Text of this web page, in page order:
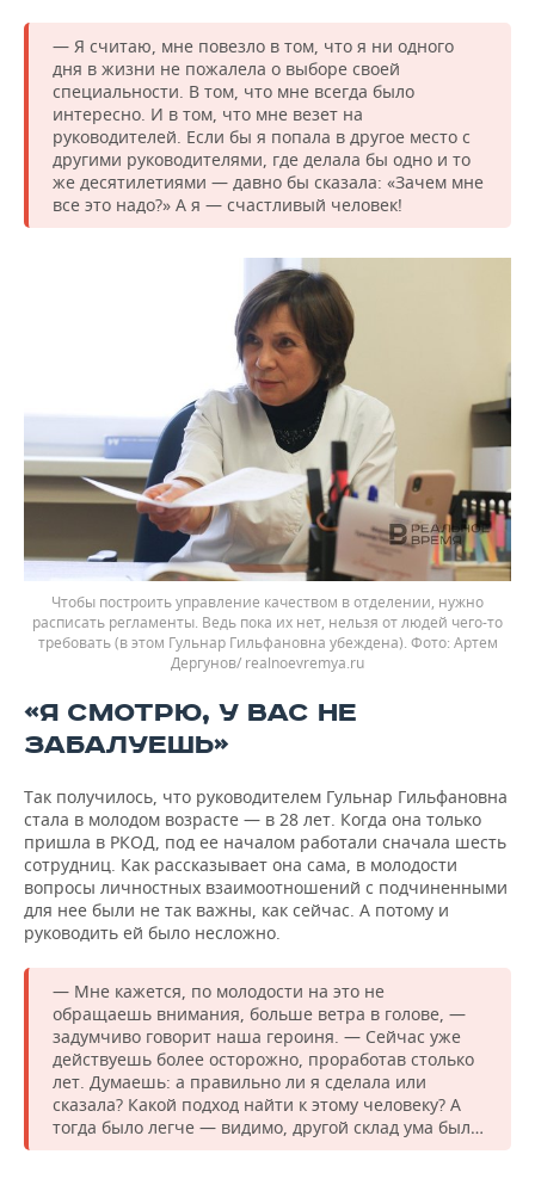
— Я считаю, мне повезло в том, что я ни одного
дня в жизни не пожалела о выборе своей
специальности. В том, что мне всегда было
интересно. И в том, что мне везет на
руководителей. Если бы я попала в другое место с
другими руководителями, где делала бы одно и то
же десятилетиями — давно бы сказала: «Зачем мне
все это надо?» А я — счастливый человек!
Чтобы построить управление качеством в отделении, нужно
расписать регламенты. Ведь пока их нет, нельзя от людей чего-то
требовать (в этом Гульнар Гильфановна убеждена). Фото: Артем
Дергунов/ realnoevremya.ru
«Я СМОТРЮ, У ВАС НЕ
ЗАБАЛУЕШЬ»
Так получилось, что руководителем Гульнар Гильфановна
стала в молодом возрасте — в 28 лет. Когда она только
пришла в РКОД, под ее началом работали сначала шесть
сотрудниц. Как рассказывает она сама, в молодости
вопросы личностных взаимоотношений с подчиненными
для нее были не так важны, как сейчас. А потому и
руководить ей было несложно.
— Мне кажется, по молодости на это не
обращаешь внимания, больше ветра в голове, —
задумчиво говорит наша героиня. — Сейчас уже
действуешь более осторожно, проработав столько
лет. Думаешь: а правильно ли я сделала или
сказала? Какой подход найти к этому человеку? А
тогда было легче — видимо, другой склад ума был…